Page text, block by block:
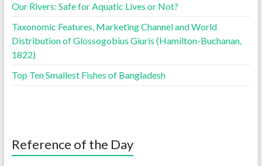
Our Rivers: Safe for Aquatic Lives or Not?
Taxonomic Features, Marketing Channel and World
Distribution of Glossogobius Giuris (Hamilton-Buchanan,
1822)
Top Ten Smallest Fishes of Bangladesh
Reference of the Day